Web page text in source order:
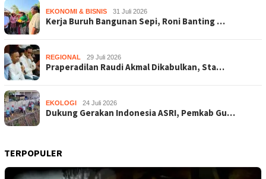
EKONOMI & BISNIS 31 Juli 2026
Kerja Buruh Bangunan Sepi, Roni Banting …
REGIONAL 29 Juli 2026
Praperadilan Raudi Akmal Dikabulkan, Sta…
EKOLOGI 24 Juli 2026
Dukung Gerakan Indonesia ASRI, Pemkab Gu…
TERPOPULER